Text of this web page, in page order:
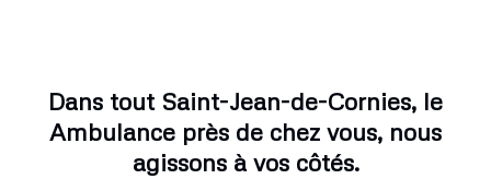
Dans tout Saint-Jean-de-Cornies, le
Ambulance près de chez vous, nous
agissons à vos côtés.